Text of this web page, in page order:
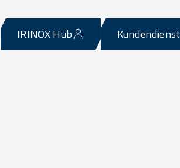
IRINOX Hub Kundendienst